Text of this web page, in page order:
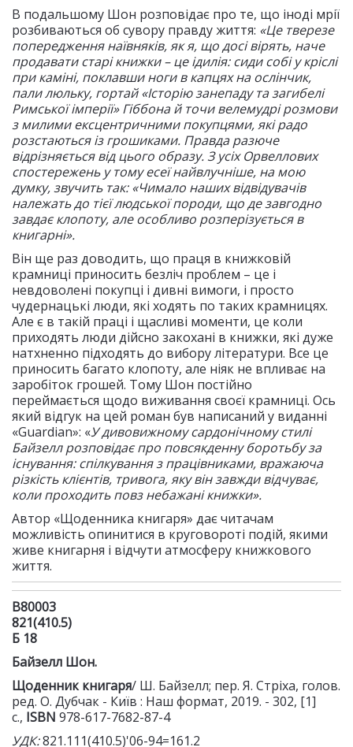
В подальшому Шон розповідає про те, що іноді мрії
розбиваються об сувору правду життя: «Це тверезе
попередження наївняків, як я, що досі вірять, наче
продавати старі книжки – це ідилія: сиди собі у кріслі
при каміні, поклавши ноги в капцях на ослінчик,
пали люльку, гортай «Історію занепаду та загибелі
Римської імперії» Гіббона й точи велемудрі розмови
з милими ексцентричними покупцями, які радо
розстаються із грошиками. Правда разюче
відрізняється від цього образу. З усіх Орвеллових
спостережень у тому есеї найвлучніше, на мою
думку, звучить так: «Чимало наших відвідувачів
належать до тієї людської породи, що де завгодно
завдає клопоту, але особливо розперізується в
книгарні».
Він ще раз доводить, що праця в книжковій
крамниці приносить безліч проблем – це і
невдоволені покупці і дивні вимоги, і просто
чудернацькі люди, які ходять по таких крамницях.
Але є в такій праці і щасливі моменти, це коли
приходять люди дійсно закохані в книжки, які дуже
натхненно підходять до вибору літератури. Все це
приносить багато клопоту, але ніяк не впливає на
заробіток грошей. Тому Шон постійно
переймається щодо виживання своєї крамниці. Ось
який відгук на цей роман був написаний у виданні
«Guardian»: «У дивовижному сардонічному стилі
Байзелл розповідає про повсякденну боротьбу за
існування: спілкування з працівниками, вражаюча
різкість клієнтів, тривога, яку він завжди відчуває,
коли проходить повз небажані книжки».
Автор «Щоденника книгаря» дає читачам
можливість опинитися в круговороті подій, якими
живе книгарня і відчути атмосферу книжкового
життя.
В80003
821(410.5)
Б 18
Байзелл Шон.
Щоденник книгаря/ Ш. Байзелл; пер. Я. Стріха, голов.
ред. О. Дубчак - Київ : Наш формат, 2019. - 302, [1]
с., ISBN 978-617-7682-87-4
УДК:821.111(410.5)'06-94=161.2